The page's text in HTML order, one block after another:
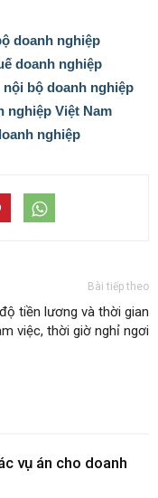
doanh nghiệp
doanh nghiệp
bộ doanh nghiệp
nghiệp Việt Nam
nghiệp
Bài tiếp theo
tiền lương và thời gian
việc, thời giờ nghỉ ngơi
vụ án cho doanh